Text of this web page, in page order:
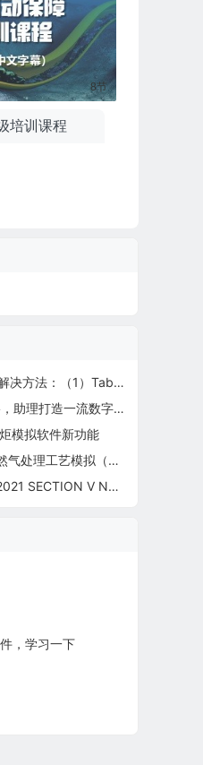
8节
培训课程
：（1）Tab Label命名
理打造一流数字化油田
模拟软件新功能
工艺模拟（BRE201）
EXAMINATION
，学习一下